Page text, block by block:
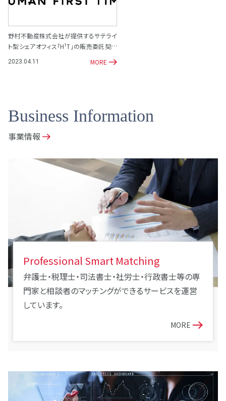
野村不動産株式会社が提供するサテライ
ト型シェアオフィス「H¹T」の販売委託契約
2023.04.11 MORE
Business Information
事業情報
Professional Smart Matching
弁護士・税理士・司法書士・社労士・行政書士等の専
門家と相談者のマッチングができるサービスを運営
しています。
MORE